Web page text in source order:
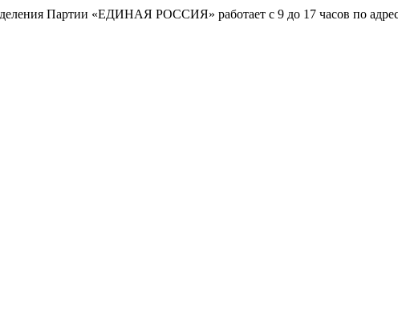
Партии «ЕДИНАЯ РОССИЯ» работает с 9 до 17 часов по